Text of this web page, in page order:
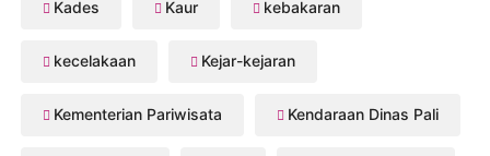
Kades Kaur kebakaran
kecelakaan Kejar-kejaran
Kementerian Pariwisata Kendaraan Dinas Pali